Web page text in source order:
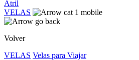
Atril
VELAS
Volver
VELAS Velas para Viajar